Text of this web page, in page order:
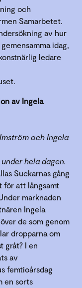
och
Samarbetet.
av hur
idag,
ledare
av Ingela
och Ingela
hela dagen.
Suckarnas gång
för att långsamt
marknaden
Ingela
de som genom
dropparna om
gråt? I en
av
femtioårsdag
en sorts